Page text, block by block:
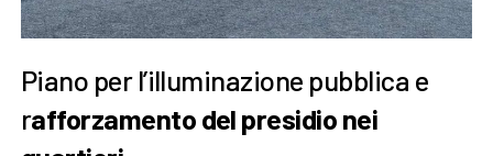
Piano per l’illuminazione pubblica e
rafforzamento del presidio nei